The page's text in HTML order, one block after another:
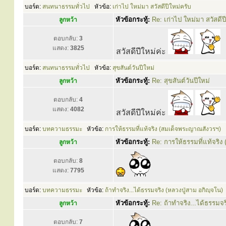
บอร์ด: สนทนาธรรมทั่วไป หัวข้อ: เก่าไป ใหม่มา สวัสดีปีใหม่ครับ
ลูกหว้า
หัวข้อกระทู้: Re: เก่าไป ใหม่มา สวัสดี
ตอบกลับ: 3
แสดง: 3825 สวัสดีปีใหม่ค่ะ
บอร์ด: สนทนาธรรมทั่วไป หัวข้อ: สุขสันต์วันปีใหม่
ลูกหว้า
หัวข้อกระทู้: Re: สุขสันต์วันปีใหม่
ตอบกลับ: 4
แสดง: 4082 สวัสดีปีใหม่ค่ะ
บอร์ด: บทความธรรมะ หัวข้อ: การให้ธรรมที่แท้จริง (สมเด็จพระญาณสังวรฯ)
ลูกหว้า
หัวข้อกระทู้: Re: การให้ธรรมที่แท้จริ
ตอบกลับ: 8
แสดง: 7795
บอร์ด: บทความธรรมะ หัวข้อ: ถ้าทำจริง...ได้ธรรมจริง (หลวงปู่สาม อกิญฺจโน)
ลูกหว้า
หัวข้อกระทู้: Re: ถ้าทำจริง...ได้ธรรม
ตอบกลับ: 7